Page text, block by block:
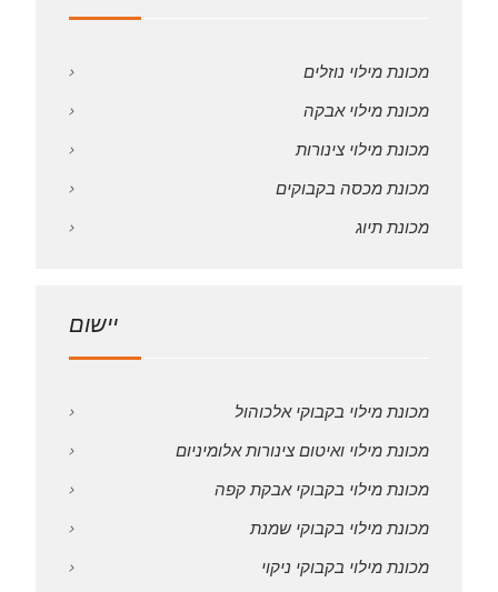
מכונת מילוי נוזלים
מכונת מילוי אבקה
מכונת מילוי צינורות
מכונת מכסה בקבוקים
מכונת תיוג
יישום
מכונת מילוי בקבוקי אלכוהול
מכונת מילוי ואיטום צינורות אלומיניום
מכונת מילוי בקבוקי אבקת קפה
מכונת מילוי בקבוקי שמנת
מכונת מילוי בקבוקי ניקוי